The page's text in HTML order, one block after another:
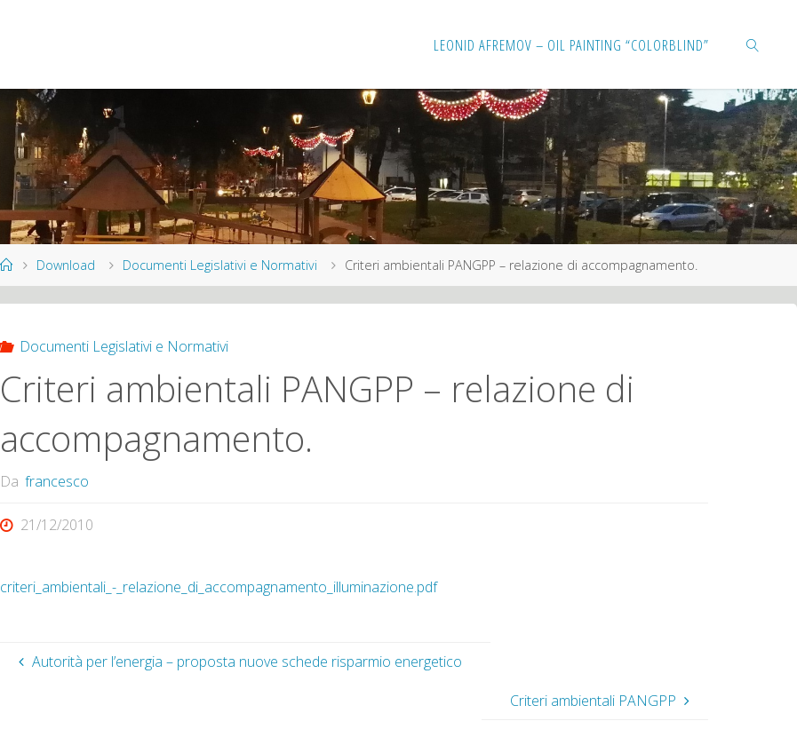
contenuto
LEONID AFREMOV – OIL PAINTING “COLORBLIND”
CERCA
HomeDownload Documenti Legislativi e Normativi Criteri ambientali PANGPP – relazione di accompagnamento.
Documenti Legislativi e Normativi
Criteri ambientali PANGPP – relazione di
accompagnamento.
Da francesco
21/12/2010
criteri_ambientali_-_relazione_di_accompagnamento_illuminazione.pdf
Autorità per l’energia – proposta nuove schede risparmio energetico
Criteri ambientali PANGPP